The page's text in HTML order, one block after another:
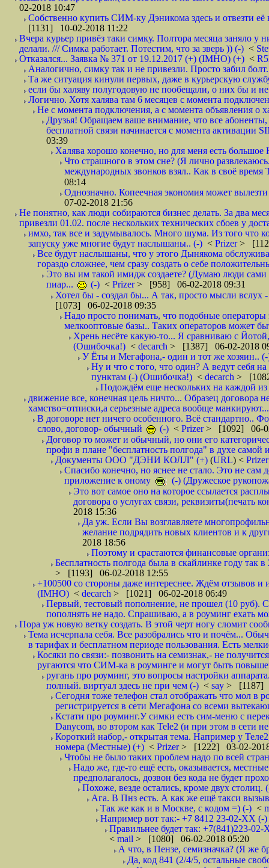
02-2018 10:47
Собственно купить СИМ-ку Дэникома здесь и отвезти
[1131] 10-02-2018 11:22
Вчера курьер привёз таки симку. Полтора месяца заняло
делали. /// Симка работает. Потестим, что за зверь )) (-) <
Отказался... Заявка № 371 от 19.12.2017 (+) (IMHO) (+) <
Аналогично, симку так и не привезли. Просто забил
Та же ситуация кинули первых, даже в курьерскую
если бы халяву полугодовую не пообещали, о них бы и
Логично. Хотя халява там 6 месяцев с момента
Не с момента подключения, а с момента объявления о
Друзья! Обращаем ваше внимание, что все
бесплатной связи начинается с момента
03:39
Халява хорошо конечно, но для меня есть
Что страшного в этом сне? (Я лично
международных звонков взял.. Как в своё
08:14
Однозначно. Копеечная экономия может
07-02-2018 21:56
Не понятно, как люди собираются бизнес делать. За два
привезли 01.02. после нескольких технических сбоев у
имхо, так все и задумывалось. Много шума. Из того что
запуску уже многие будут наслышаны.. (-) < Prizer>
Все будут наслышаны, что у этого Дынякома
гораздо сложнее, чем сразу создать о себе
Это вы им такой имидж создаете? (Думаю люди сами
пиар...
(-) < Prizer> [958] 06-02-2018 09:31
Хотел бы - создал бы... А так, просто мысли вслух
[1073] 06-02-2018 09:35
Надо просто понимать, что подобные
мелкооптовые базы.. Таких операторов может
Хрень несёте какую-то... Я сравниваю с
(Ошибочка!) < decarch > [1387] 06-02-2018
У Ёты и Мегафона,- один и тот же хозяин..
Ну и что с того, что один? А ведут себя
пунктам (-) (Ошибочка!) < decarch >
Подождём еще нескольких на каждой из
движение все, конечная цель ничто... Образец договора
хамство=отписки,а серьезные адреса вообще
В договоре нет ничего особенного. Всё стандартно..
слово, договор- обычный
(-) < Prizer> [1092] 06-
Договор то может и обычный, но они его
профи в плане "бесплатность полгода" в духе
Документы ООО "ДЭНИ КОЛЛ" (+) (URL) <
Спасибо конечно, но яснее не стало. Это не сам
приложение к оному
(-) (Дружеское
Это вот самое оно на которое ссылается
договора о услугах связи, реквизиты(печать
2018 15:36
Да уж. Если Вы возглавляете
желание подрядить новых клиентов и к
2018 18:56
Поэтому и срастаются финансовые
Бесплатность полгода была в скайлинке году
> [1193] 06-02-2018 12:55
+100500 со стороны даже интереснее. Ждём отзывов и
(IMHO) < decarch > [1021] 06-02-2018 06:49
Первый, тестовый пополнение, не прошел (10 руб).
пополнять не надо. Спрашиваю, а в роуминг ехать
Пора уж новую ветку создать. В этой черт ногу сломит
Тема исчерпала себя. Все разобрались что и почём...
в тарифах и бесплатном периоде пользования. Есть
Косяки по связи:- позвонить на семизнак,- не
ругаются что СИМ-ка в роуминге и могут быть
ругань про роуминг, это вопросы настройки
полный. виртуал здесь не при чем (-) < say > [1187]
Сегодня тоже телефон стал отображать что мол в
регистрируется в сети Мегафона со всеми
Кстати про роуминг.У симки есть сим-меню с
Danycom, во втором как Tele2 (и при этом в сети
Короткий набор,- открытая тема. Например у
номера (Местные) (+) < Prizer> [1222] 03-02-
Чтобы не было таких проблем надо по всей
Надо же, где-то ещё есть, оказывается,
предполагалось, дозвон без кода не будет
Похоже, везде остались, кроме двух
Ага. В Пнз есть. А как же ещё такси
Так же как и в Москве, с кодом =) (-) <
Например вот так:- +7 8412 23-02-ХХ (-
Правильнее будет так: +7(841)223-
< mail > [1080] 06-02-2018 05:20
А что, в Пензе, семизначка? (Я же
Да, код 841 (2/4/5, остальные